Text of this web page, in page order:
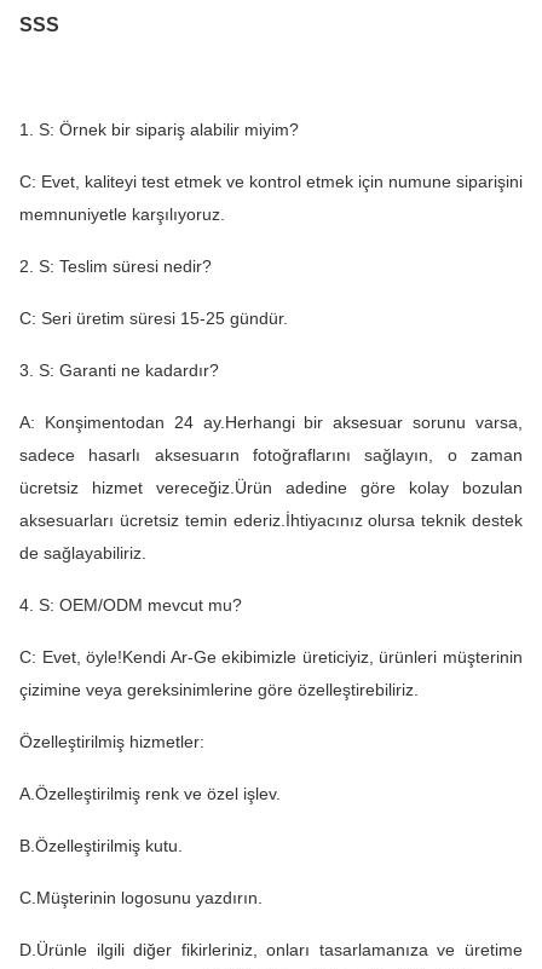
SSS
1. S: Örnek bir sipariş alabilir miyim?
C: Evet, kaliteyi test etmek ve kontrol etmek için numune siparişini
memnuniyetle karşılıyoruz.
2. S: Teslim süresi nedir?
C: Seri üretim süresi 15-25 gündür.
3. S: Garanti ne kadardır?
A: Konşimentodan 24 ay.Herhangi bir aksesuar sorunu varsa,
sadece hasarlı aksesuarın fotoğraflarını sağlayın, o zaman
ücretsiz hizmet vereceğiz.Ürün adedine göre kolay bozulan
aksesuarları ücretsiz temin ederiz.İhtiyacınız olursa teknik destek
de sağlayabiliriz.
4. S: OEM/ODM mevcut mu?
C: Evet, öyle!Kendi Ar-Ge ekibimizle üreticiyiz, ürünleri müşterinin
çizimine veya gereksinimlerine göre özelleştirebiliriz.
Özelleştirilmiş hizmetler:
A.Özelleştirilmiş renk ve özel işlev.
B.Özelleştirilmiş kutu.
C.Müşterinin logosunu yazdırın.
D.Ürünle ilgili diğer fikirleriniz, onları tasarlamanıza ve üretime